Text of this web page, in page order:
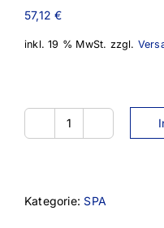
57,12€
inkl. 19 % MwSt. zzgl.
SPA-
Kategorie: SPA